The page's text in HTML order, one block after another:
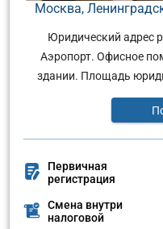
Москва,
Юридический адрес
Аэропорт. Офисное
здании. Площадь
Первичная
регистрация
Смена внутри
налоговой